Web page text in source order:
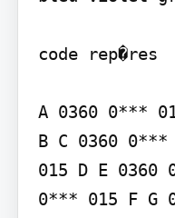
code rep�res
A 0360 0***
B C 0360
015 D E 0360
0*** 015 F G